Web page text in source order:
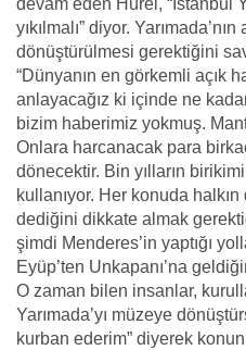
devam eden Hürel, “İstanbul
yıkılmalı” diyor.
dönüştürülmesi gerektiğini
“Dünyanın en görkemli açık
anlayacağız ki içinde ne
bizim haberimiz yokmuş.
Onlara harcanacak para
dönecektir. Bin yılların
kullanıyor. Her konuda
dediğini dikkate almak
şimdi Menderes’in yaptığı
Eyüp’ten Unkapanı’na
O zaman bilen insanlar,
Yarımada’yı müzeye
kurban ederim” diyerek